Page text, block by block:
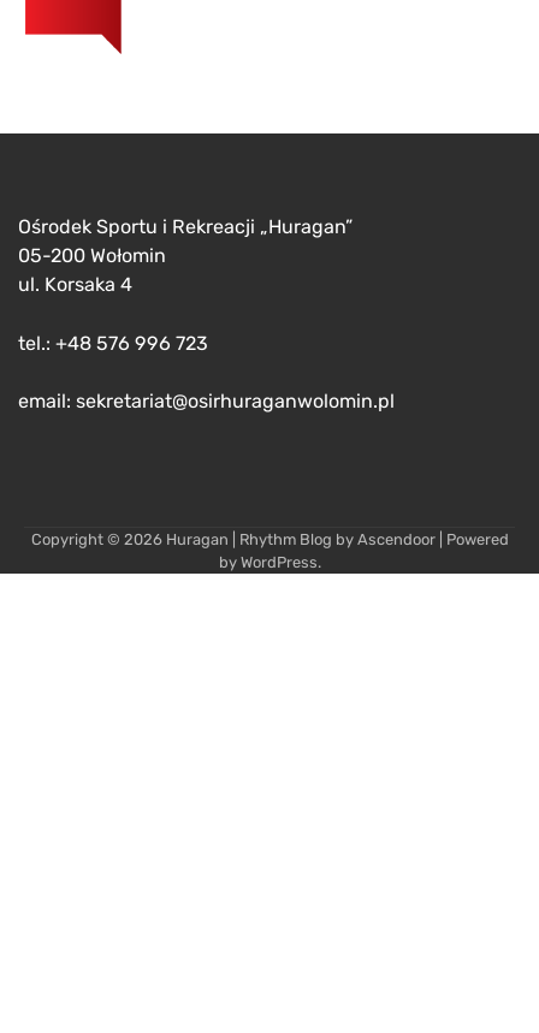
Ośrodek Sportu i Rekreacji „Huragan”
05-200 Wołomin
ul. Korsaka 4
tel.: +48 576 996 723
email: sekretariat@osirhuraganwolomin.pl
Copyright © 2026 Huragan | Rhythm Blog by Ascendoor| Powered
by WordPress.